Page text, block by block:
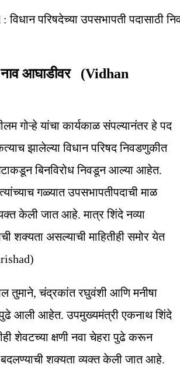
विधान परिषदेच्या उपसभापती पदासाठी
नाव आघाडीवर (Vidhan
गोऱ्हे यांचा कार्यकाळ संपल्यानंतर हे पद
झालेल्या विधान परिषद निवडणुकीत
बिनविरोध निवडून आल्या आहेत.
गळ्यात उपसभापतीपदाची माळ
केली जात आहे. मात्र शिंदे नव्या
शक्यता असल्याची माहितीही समोर येत
तुमाने, चंद्रकांत रघुवंशी आणि मनीषा
पुढे आली आहेत. उपमुख्यमंत्री एकनाथ शिंदे
शेवटच्या क्षणी नवा चेहरा पुढे करून
शक्यता व्यक्त केली जात आहे.